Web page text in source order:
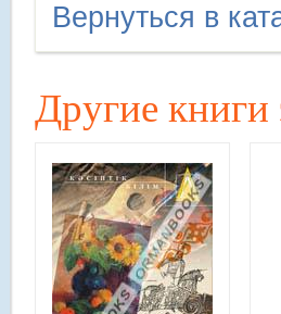
Вернуться в
Другие книги